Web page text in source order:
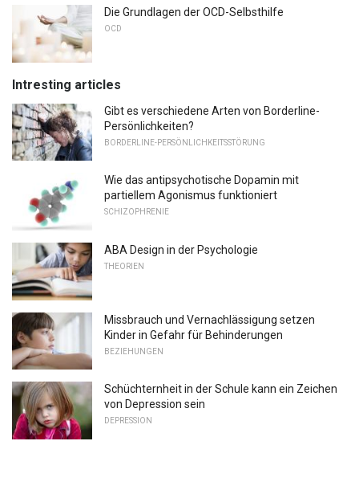
Die Grundlagen der OCD-Selbsthilfe
OCD
Intresting articles
Gibt es verschiedene Arten von Borderline-
Persönlichkeiten?
BORDERLINE-PERSÖNLICHKEITSSTÖRUNG
Wie das antipsychotische Dopamin mit
partiellem Agonismus funktioniert
SCHIZOPHRENIE
ABA Design in der Psychologie
THEORIEN
Missbrauch und Vernachlässigung setzen
Kinder in Gefahr für Behinderungen
BEZIEHUNGEN
Schüchternheit in der Schule kann ein Zeichen
von Depression sein
DEPRESSION